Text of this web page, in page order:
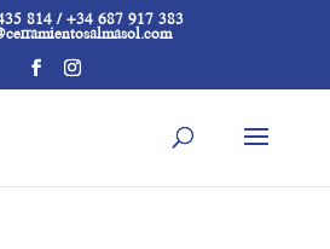
814 / +34 687 917 383